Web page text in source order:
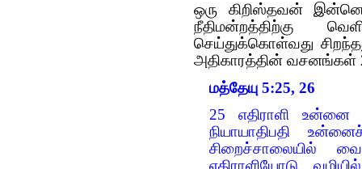
ஒரு கிறிஸ்தவன்
நீதிமன்றத்திற்கு
செய்துக்கொள்வது
அதிகாரத்தின் வசனங்கள்
மத்தேயு 5:25, 26
25 எதிராளி உன்னை
நியாயாதிபதி
சிறைச்சாலையில்